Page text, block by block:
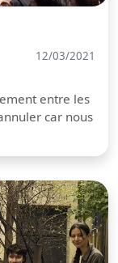
12/03/2021
entre les
car nous